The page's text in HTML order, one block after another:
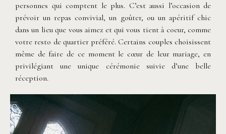
personnes qui comptent le plus. C’est aussi l’occasion de
prévoir un repas convivial, un goûter, ou un apéritif chic
dans un lieu que vous aimez et qui vous tient à coeur, comme
votre resto de quartier préféré. Certains couples choisissent
même de faire de ce moment le cœur de leur mariage, en
privilégiant une unique cérémonie suivie d’une belle
réception.